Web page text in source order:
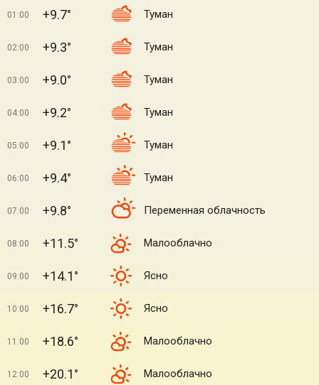
01:00 +9.7° Туман
02:00 +9.3° Туман
03:00 +9.0° Туман
04:00 +9.2° Туман
05:00 +9.1° Туман
06:00 +9.4° Туман
07:00 +9.8° Переменная облачность
08:00 +11.5° Малооблачно
09:00 +14.1° Ясно
10:00 +16.7° Ясно
11:00 +18.6° Малооблачно
12:00 +20.1° Малооблачно